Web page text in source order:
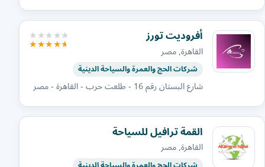
أفروديت تورز
القاهرة, مصر
شركات الحج والعمرة والسياحة الدينية
شارع البستان رقم 16 - طلعت حرب - القاهرة - مصر
القمة ترافيل للسياحة
القاهرة, مصر